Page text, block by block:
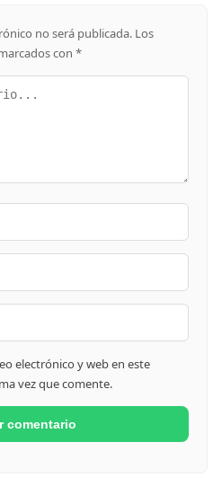
no será publicada. Los
con *
electrónico y web en este
vez que comente.